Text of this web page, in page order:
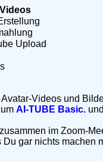
Upload
Videos und
AI-TUBE Basic.
im Zoom-
Du gar nichts machen